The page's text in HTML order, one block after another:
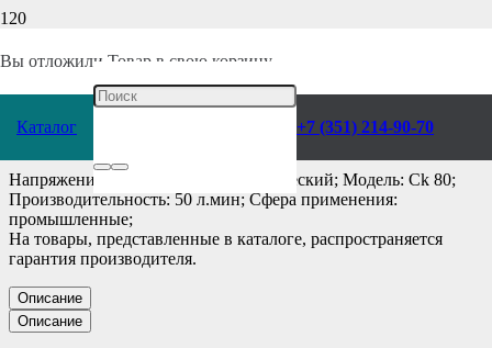
Вы отложили Товар в свою корзину.
Каталог +7 (351) 214-90-70
Самовсасывающие/
Насос Pedrollo Ck 80
Напряжение: 80 В; Привод: электрический; Модель: Ck 80;
Производительность: 50 л.мин; Сфера применения:
промышленные;
На товары, представленные в каталоге, распространяется
гарантия производителя.
Описание
Описание